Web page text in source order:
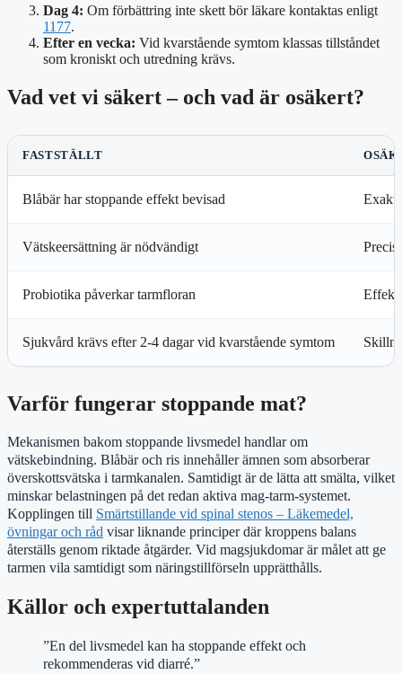
Dag 4: Om förbättring inte skett bör läkare kontaktas enligt
1177.
Efter en vecka: Vid kvarstående symtom klassas tillståndet
som kroniskt och utredning krävs.
Vad vet vi säkert – och vad är osäkert?
FASTSTÄLLT
Blåbär har stoppande effekt bevisad Exakt
Vätskeersättning är nödvändigt Precis
Probiotika påverkar tarmfloran
Sjukvård krävs efter 2-4 dagar vid kvarstående symtom
Varför fungerar stoppande mat?
Mekanismen bakom stoppande livsmedel handlar om
vätskebindning. Blåbär och ris innehåller ämnen som absorberar
överskottsvätska i tarmkanalen. Samtidigt är de lätta att smälta, vilket
minskar belastningen på det redan aktiva mag-tarm-systemet.
Kopplingen till Smärtstillande vid spinal stenos – Läkemedel,
övningar och råd visar liknande principer där kroppens balans
återställs genom riktade åtgärder. Vid magsjukdomar är målet att ge
tarmen vila samtidigt som näringstillförseln upprätthålls.
Källor och expertuttalanden
”En del livsmedel kan ha stoppande effekt och
rekommenderas vid diarré.”